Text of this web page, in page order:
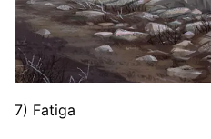
7) Fatiga